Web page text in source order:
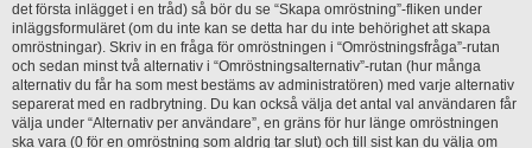
det första inlägget i en tråd) så bör du se “Skapa omröstning”-fliken under
inläggsformuläret (om du inte kan se detta har du inte behörighet att skapa
omröstningar). Skriv in en fråga för omröstningen i “Omröstningsfråga”-rutan
och sedan minst två alternativ i “Omröstningsalternativ”-rutan (hur många
alternativ du får ha som mest bestäms av administratören) med varje alternativ
separerat med en radbrytning. Du kan också välja det antal val användaren får
välja under “Alternativ per användare”, en gräns för hur länge omröstningen
ska vara (0 för en omröstning som aldrig tar slut) och till sist kan du välja om